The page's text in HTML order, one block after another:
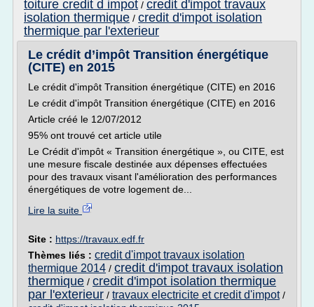
toiture credit d impot / credit d'impot travaux
isolation thermique / credit d'impot isolation
thermique par l'exterieur
Le crédit d’impôt Transition énergétique
(CITE) en 2015
Le crédit d'impôt Transition énergétique (CITE) en 2016
Le crédit d'impôt Transition énergétique (CITE) en 2016
Article créé le 12/07/2012
95% ont trouvé cet article utile
Le Crédit d'impôt « Transition énergétique », ou CITE, est
une mesure fiscale destinée aux dépenses effectuées
pour des travaux visant l'amélioration des performances
énergétiques de votre logement de...
Lire la suite
Site : https://travaux.edf.fr
Thèmes liés : credit d'impot travaux isolation
thermique 2014 / credit d'impot travaux isolation
thermique / credit d'impot isolation thermique
par l'exterieur / travaux electricite et credit d'impot/